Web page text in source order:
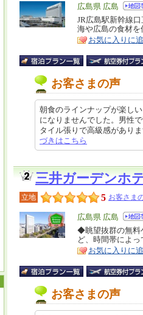
エ
リ
ア
広島県 広島
特
徴
JR広島駅新幹線
海や広島の食材
お気に入りに
お客さまの声
朝食のラインナップが楽し
になりませんでした。男性
タイル張りで高級感があり
づきはこちら
三井ガーデンホ
立地 5 お客さま
エ
リ
ア
広島県 広島
特
徴
◆眺望抜群の無料
ど、時間帯によ
お気に入りに
お客さまの声